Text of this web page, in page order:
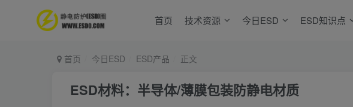
首页 技术资源 今日ESD ESD知识点
首页 今日ESD ESD产品 正文
ESD材料：半导体/薄膜包装防静电材质